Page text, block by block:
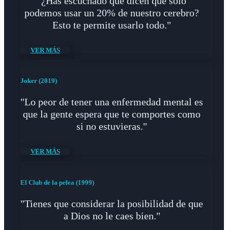
podemos usar un 20% de nuestro cerebro?
Esto te permite usarlo todo."
VER MÁS
Joker (2019)
"Lo peor de tener una enfermedad mental es
que la gente espera que te comportes como
si no estuvieras."
VER MÁS
El Club de la pelea (1999)
"Tienes que considerar la posibilidad de que
a Dios no le caes bien."